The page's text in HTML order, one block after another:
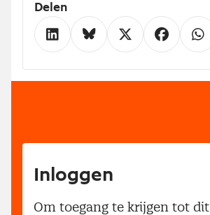
Delen
Inloggen
Om toegang te krijgen tot